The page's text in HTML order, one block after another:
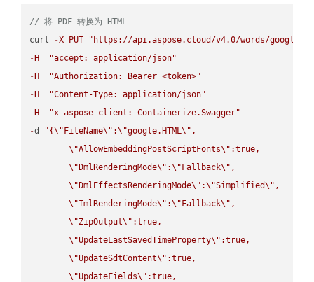
// 将 PDF 转换为 HTML
curl
-X PUT
"https://api.aspose.cloud/v4.0/words/
- H
"accept: application/json"
- H
"Authorization: Bearer <token>"
- H
"Content-Type: application/json"
- H
"x-aspose-client: Containerize.Swagger"
-d "{\" FileName\" :\"google.HTML\" ,
\"AllowEmbeddingPostScriptFonts\" :true,
\" DmlRenderingMode\" :\" Fallback\" ,
\" DmlEffectsRenderingMode\" :\"Simplified\" ,
\"ImlRenderingMode\" :\" Fallback\" ,
\"ZipOutput\" :true,
\"UpdateLastSavedTimeProperty\" :true,
\"UpdateSdtContent\" :true,
\"UpdateFields\" :true,